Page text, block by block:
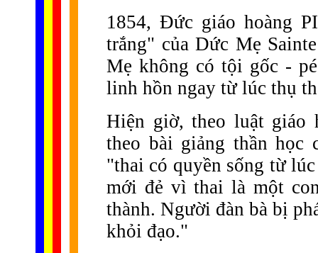
1854, Đức giáo hoàng
trắng" của Dức Mẹ
Mẹ không có tội gốc -
linh hồn ngay từ lúc thụ
Hiện giờ, theo luật giáo
theo bài giảng thần học
"thai có quyền sống từ
mới đẻ vì thai là một
thành. Người đàn bà bị
khỏi đạo."